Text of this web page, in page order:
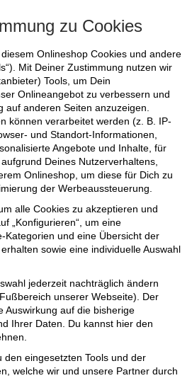
zu Cookies
Onlineshop Cookies und andere
Mit Deiner Zustimmung nutzen wir
Tools, um Dein
Onlineangebot zu verbessern und
auf anderen Seiten anzuzeigen.
können verarbeitet werden (z. B. IP-
und Standort-Informationen,
Angebote und Inhalte, für
Deines Nutzerverhaltens,
Onlineshop, um diese für Dich zu
der Werbeaussteuerung.
alle Cookies zu akzeptieren und
„Konfigurieren“, um eine
Kategorien und eine Übersicht der
sowie eine individuelle Auswahl
jederzeit nachträglich ändern
unserer Webseite). Der
Auswirkung auf die bisherige
Ihrer Daten. Du kannst hier den
eingesetzten Tools und der
welche wir und unsere Partner durch